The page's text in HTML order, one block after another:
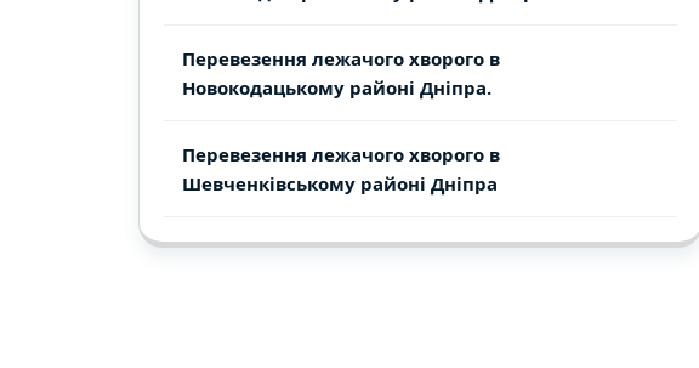
Перевезення лежачого хворого в
Новокодацькому районі Дніпра.
Перевезення лежачого хворого в
Шевченківському районі Дніпра